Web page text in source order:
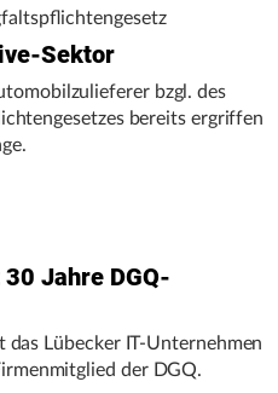
Sektor
bzgl. des
bereits ergriffen
Jahre DGQ-
das Lübecker IT-Unternehmen
der DGQ.